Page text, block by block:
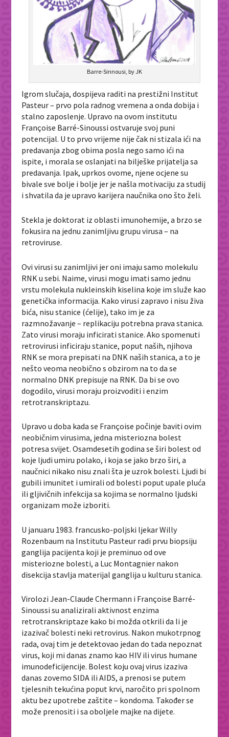
Barre-Sinnousi, by JK
Igrom slučaja, dospijeva raditi na prestižni Institut
Pasteur – prvo pola radnog vremena a onda dobija i
stalno zaposlenje. Upravo na ovom institutu
Françoise Barré-Sinoussi ostvaruje svoj puni
potencijal. U to prvo vrijeme nije čak ni stizala ići na
predavanja zbog obima posla nego samo ići na
ispite, i morala se oslanjati na bilješke prijatelja sa
predavanja. Ipak, uprkos ovome, njene ocjene su
bivale sve bolje i bolje jer je našla motivaciju za studij
i shvatila da je upravo karijera naučnika ono što želi.
Stekla je doktorat iz oblasti imunohemije, a brzo se
fokusira na jednu zanimljivu grupu virusa – na
retroviruse.
Ovi virusi su zanimljivi jer oni imaju samo molekulu
RNK u sebi. Naime, virusi mogu imati samo jednu
vrstu molekula nukleinskih kiselina koje im služe kao
genetička informacija. Kako virusi zapravo i nisu živa
bića, nisu stanice (ćelije), tako im je za
razmnožavanje – replikaciju potrebna prava stanica.
Zato virusi moraju inficirati stanice. Ako spomenuti
retrovirusi inficiraju stanice, poput naših, njihova
RNK se mora prepisati na DNK naših stanica, a to je
nešto veoma neobično s obzirom na to da se
normalno DNK prepisuje na RNK. Da bi se ovo
dogodilo, virusi moraju proizvoditi i enzim
retrotranskriptazu.
Upravo u doba kada se Françoise počinje baviti ovim
neobičnim virusima, jedna misteriozna bolest
potresa svijet. Osamdesetih godina se širi bolest od
koje ljudi umiru polako, i koja se jako brzo širi, a
naučnici nikako nisu znali šta je uzrok bolesti. Ljudi bi
gubili imunitet i umirali od bolesti poput upale pluća
ili gljivičnih infekcija sa kojima se normalno ljudski
organizam može izboriti.
U januaru 1983. francusko-poljski ljekar Willy
Rozenbaum na Institutu Pasteur radi prvu biopsiju
ganglija pacijenta koji je preminuo od ove
misteriozne bolesti, a Luc Montagnier nakon
disekcija stavlja materijal ganglija u kulturu stanica.
Virolozi Jean-Claude Chermann i Françoise Barré-
Sinoussi su analizirali aktivnost enzima
retrotranskriptaze kako bi možda otkrili da li je
izazivač bolesti neki retrovirus. Nakon mukotrpnog
rada, ovaj tim je detektovao jedan do tada nepoznat
virus, koji mi danas znamo kao HIV ili virus humane
imunodeficijencije. Bolest koju ovaj virus izaziva
danas zovemo SIDA ili AIDS, a prenosi se putem
tjelesnih tekućina poput krvi, naročito pri spolnom
aktu bez upotrebe zaštite – kondoma. Također se
može prenositi i sa oboljele majke na dijete.